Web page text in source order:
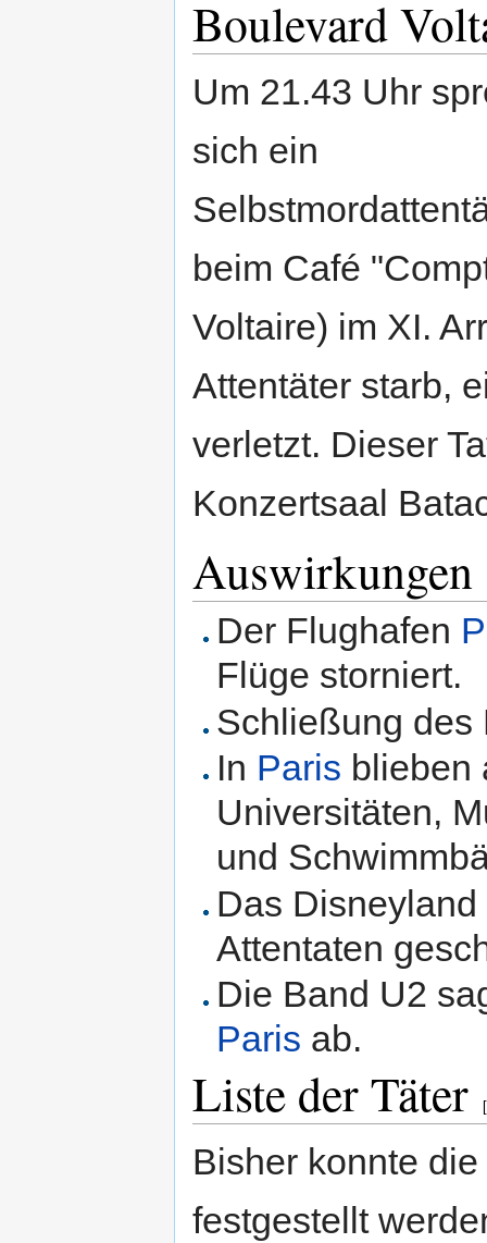
Boulevard
Um 21.43 Uhr
sich ein
beim Café
Voltaire) im XI.
Attentäter starb,
verletzt. Dieser
Konzertsaal
Auswirkungen
Der Flughafen
Flüge storniert.
Schließung des
In Paris blieben
Universitäten,
und
Das
Attentaten
Die Band U2
Paris ab.
Liste der Täter [
Bisher konnte
festgestellt